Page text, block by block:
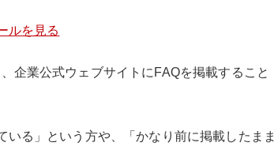
ルを見る
企業公式ウェブサイトにFAQを掲載すること
る」という方や、「かなり前に掲載したまま